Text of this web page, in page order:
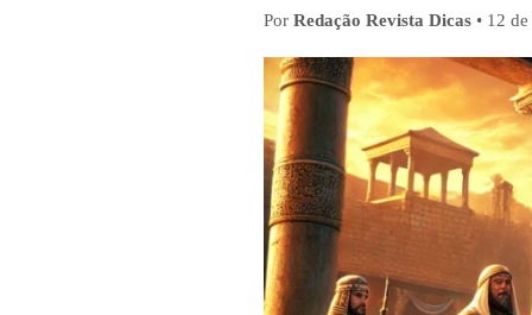
Por Redação Revista Dicas • 12